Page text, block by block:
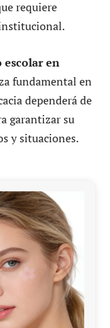
requiere
escolar en
fundamental en
dependerá de
garantizar su
y situaciones.